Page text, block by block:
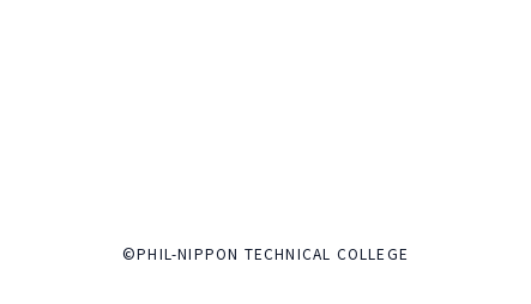
©PHIL-NIPPON TECHNICAL COLLEGE